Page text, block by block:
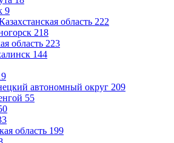
9
область 222
218
область 223
144
автономный округ 209
55
область 199